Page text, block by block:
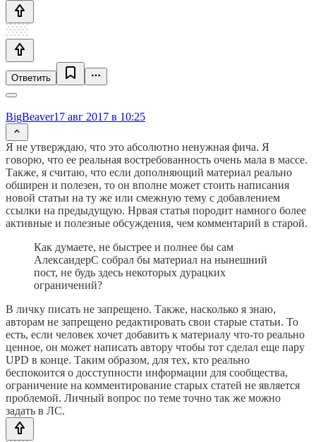
Ответить
BigBeaver17 авг 2017 в 10:25
Я не утверждаю, что это абсолютно ненужная фича. Я
говорю, что ее реальная востребованность очень мала в массе.
Также, я считаю, что если дополняющий материал реально
обширен и полезен, то он вполне может стоить написания
новой статьи на ту же или смежную тему с добавлением
ссылки на предыдущую. Нрвая статья породит намного более
активные и полезные обсуждения, чем комментарий в старой.
Как думаете, не быстрее и полнее бы сам
АлександерС собрал бы материал на нынешний
пост, не будь здесь некоторых дурацких
ограничений?
В личку писать не запрещено. Также, насколько я знаю,
авторам не запрещено редактировать свои старые статьи. То
есть, если человек хочет добавить к материалу что-то реально
ценное, он может написать автору чтобы тот сделал еще пару
UPD в конце. Таким образом, для тех, кто реально
беспокоится о досступности информации для сообщества,
ограничение на комментирование старых статей не является
проблемой. Личный вопрос по теме точно так же можно
задать в ЛС.